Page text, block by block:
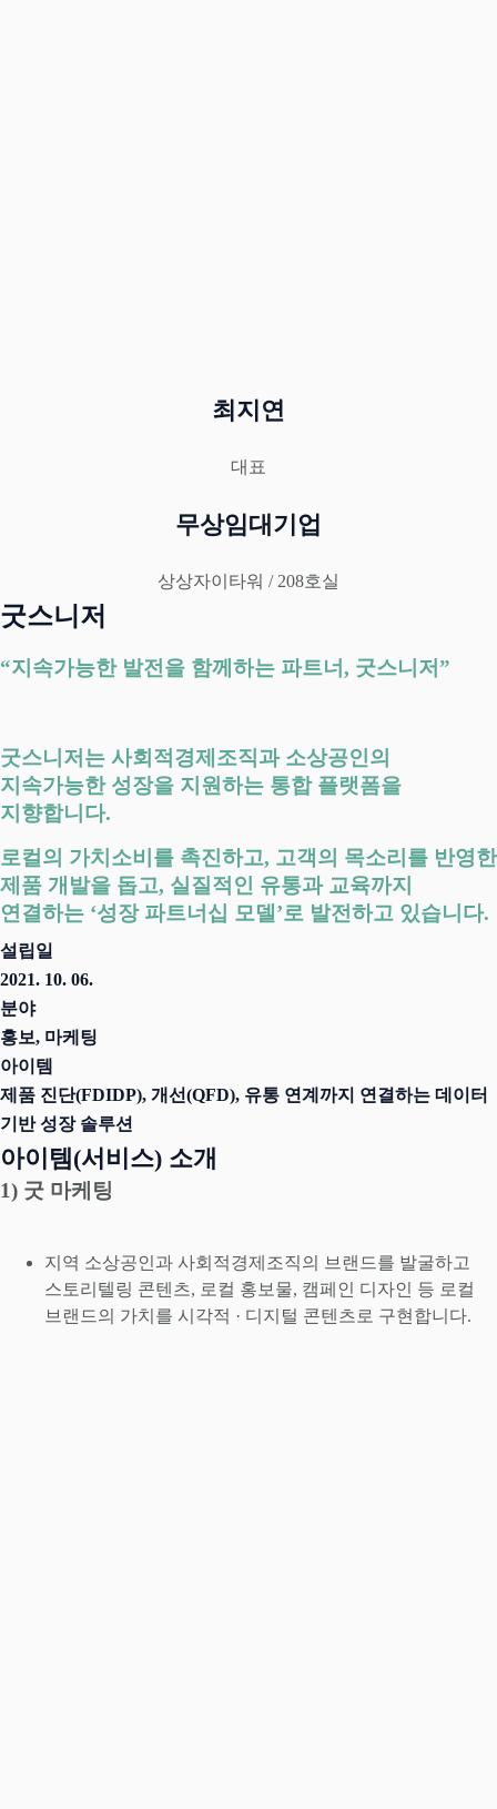
최지연
대표
무상임대기업
상상자이타워 / 208호실
굿스니저
“지속가능한 발전을 함께하는 파트너, 굿스니저”
굿스니저는 사회적경제조직과 소상공인의
지속가능한 성장을 지원하는 통합 플랫폼을
지향합니다.
로컬의 가치소비를 촉진하고, 고객의 목소리를 반영한
제품 개발을 돕고, 실질적인 유통과 교육까지
연결하는 ‘성장 파트너십 모델’로 발전하고 있습니다.
설립일
2021. 10. 06.
분야
홍보, 마케팅
아이템
제품 진단(FDIDP), 개선(QFD), 유통 연계까지 연결하는 데이터
기반 성장 솔루션
아이템(서비스) 소개
1) 굿 마케팅
지역 소상공인과 사회적경제조직의 브랜드를 발굴하고
스토리텔링 콘텐츠, 로컬 홍보물, 캠페인 디자인 등 로컬
브랜드의 가치를 시각적 · 디지털 콘텐츠로 구현합니다.